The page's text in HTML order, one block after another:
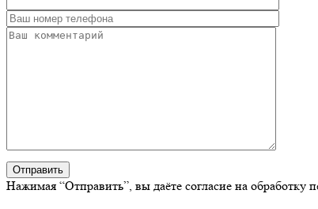
Нажимая “Отправить”, вы даёте согласие на обработку